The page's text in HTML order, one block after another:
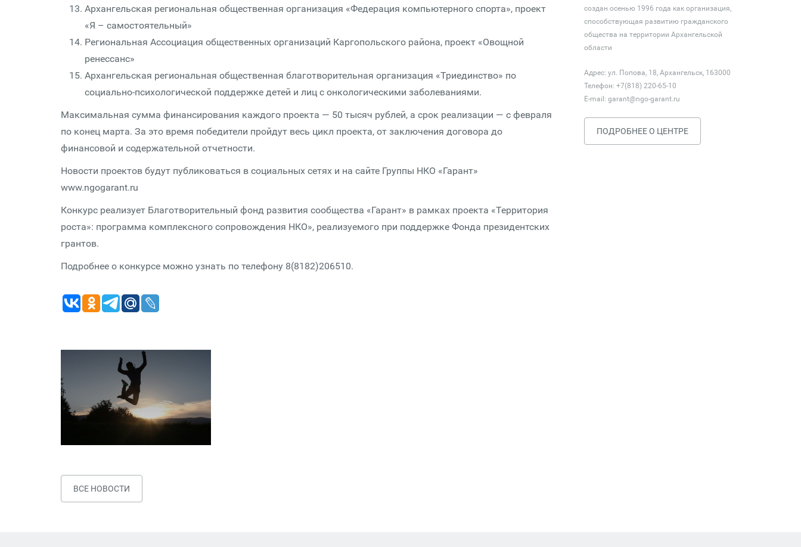
Архангельская региональная общественная организация «Федерация компьютерного спорта», проект
«Я – самостоятельный»
Региональная Ассоциация общественных организаций Каргопольского района, проект «Овощной
ренессанс»
Архангельская региональная общественная благотворительная организация «Триединство» по
социально-психологической поддержке детей и лиц с онкологическими заболеваниями.
Максимальная сумма финансирования каждого проекта — 50 тысяч рублей, а срок реализации — с февраля
по конец марта. За это время победители пройдут весь цикл проекта, от заключения договора до
финансовой и содержательной отчетности.
Новости проектов будут публиковаться в социальных сетях и на сайте Группы НКО «Гарант»
www.ngogarant.ru
Конкурс реализует Благотворительный фонд развития сообщества «Гарант» в рамках проекта «Территория
роста»: программа комплексного сопровождения НКО», реализуемого при поддержке Фонда президентских
грантов.
Подробнее о конкурсе можно узнать по телефону 8(8182)206510.
ВСЕ НОВОСТИ
создан осенью 1996 года как организация,
способствующая развитию гражданского
общества на территории Архангельской
области
Адрес: ул. Попова, 18, Архангельск, 163000
Телефон: +7(818) 220-65-10
E-mail: garant@ngo-garant.ru
ПОДРОБНЕЕ О ЦЕНТРЕ